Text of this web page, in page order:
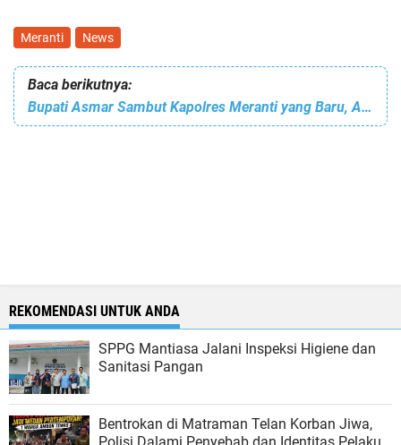
Meranti News
Baca berikutnya:
Bupati Asmar Sambut Kapolres Meranti yang Baru, AKBP Aldi Alfa Faroqi
REKOMENDASI UNTUK ANDA
SPPG Mantiasa Jalani Inspeksi Higiene dan
Sanitasi Pangan
Bentrokan di Matraman Telan Korban Jiwa,